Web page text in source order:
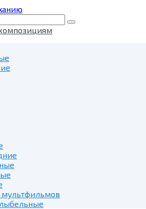
мультфильмов